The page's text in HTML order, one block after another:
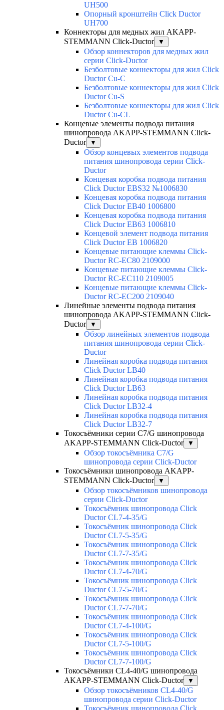
UH500
Опорный кронштейн Click Ductor
UH700
Коннекторы для медных жил AKAPP-
STEMMANN Click-Ductor
▼
Обзор коннекторов для медных жил
серии Click-Ductor
Безболтовые коннекторы для жил Click
Ductor Cu-C
Безболтовые коннекторы для жил Click
Ductor Cu-S
Безболтовые коннекторы для жил Click
Ductor Cu-CL
Концевые элементы подвода питания
шинопровода AKAPP-STEMMANN Click-
Ductor
▼
Обзор концевых элементов подвода
питания шинопровода серии Click-
Ductor
Концевая коробка подвода питания
Click Ductor EBS32 №1006830
Концевая коробка подвода питания
Click Ductor EB40 1006800
Концевая коробка подвода питания
Click Ductor EB63 1006810
Концевой элемент подвода питания
Click Ductor EB 1006820
Концевые питающие клеммы Click-
Ductor RC-EC80 2109000
Концевые питающие клеммы Click-
Ductor RC-EC110 2109005
Концевые питающие клеммы Click-
Ductor RC-EC200 2109040
Линейные элементы подвода питания
шинопровода AKAPP-STEMMANN Click-
Ductor
▼
Обзор линейных элементов подвода
питания шинопровода серии Click-
Ductor
Линейная коробка подвода питания
Click Ductor LB40
Линейная коробка подвода питания
Click Ductor LB63
Линейная коробка подвода питания
Click Ductor LB32-4
Линейная коробка подвода питания
Click Ductor LB32-7
Токосъёмники серии С7/G шинопровода
AKAPP-STEMMANN Click-Ductor
▼
Обзор токосъёмника С7/G
шинопровода серии Click-Ductor
Токосъёмники шинопровода AKAPP-
STEMMANN Click-Ductor
▼
Обзор токосъёмников шинопровода
серии Click-Ductor
Токосъёмник шинопровода Click
Ductor CL7-4-35/G
Токосъёмник шинопровода Click
Ductor CL7-5-35/G
Токосъёмник шинопровода Click
Ductor CL7-7-35/G
Токосъёмник шинопровода Click
Ductor CL7-4-70/G
Токосъёмник шинопровода Click
Ductor CL7-5-70/G
Токосъёмник шинопровода Click
Ductor CL7-7-70/G
Токосъёмник шинопровода Click
Ductor CL7-4-100/G
Токосъёмник шинопровода Click
Ductor CL7-5-100/G
Токосъёмник шинопровода Click
Ductor CL7-7-100/G
Токосъёмники СL4-40/G шинопровода
AKAPP-STEMMANN Click-Ductor
▼
Обзор токосъёмников СL4-40/G
шинопровода серии Click-Ductor
Токосъёмник шинопровода Click